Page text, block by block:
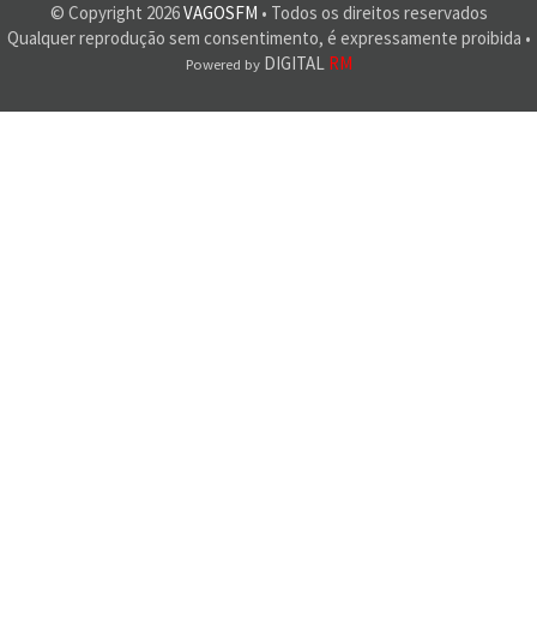
© Copyright 2026VAGOSFM • Todos os direitos reservados
Qualquer reprodução sem consentimento, é expressamente proibida •
Powered byDIGITAL RM